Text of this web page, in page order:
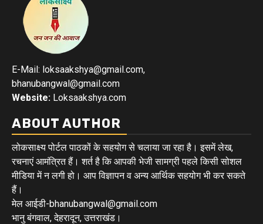
E-Mail: loksaakshya@gmail.com,
bhanubangwal@gmail.com
Website: Loksaakshya.com
ABOUT AUTHOR
लोकसाक्ष्य पोर्टल पाठकों के सहयोग से चलाया जा रहा है। इसमें लेख,
रचनाएं आमंत्रित हैं। शर्त है कि आपकी भेजी सामग्री पहले किसी सोशल
मीडिया में न लगी हो। आप विज्ञापन व अन्य आर्थिक सहयोग भी कर सकते
हैं।
मेल आईडी-bhanubangwal@gmail.com
भानु बंगवाल, देहरादून, उत्तराखंड।